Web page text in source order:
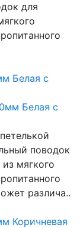
для
Белая с
поводок
мягкого
различа..
Коричневая